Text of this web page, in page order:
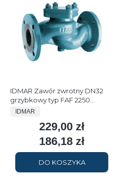
IDMAR Zawór zwrotny DN32
grzybkowy typ FAF 2250
kołnierz 1.6MPa
PRODUCENT
IDMAR
Cena
229,00 zł
Cena
186,18 zł
DO KOSZYKA